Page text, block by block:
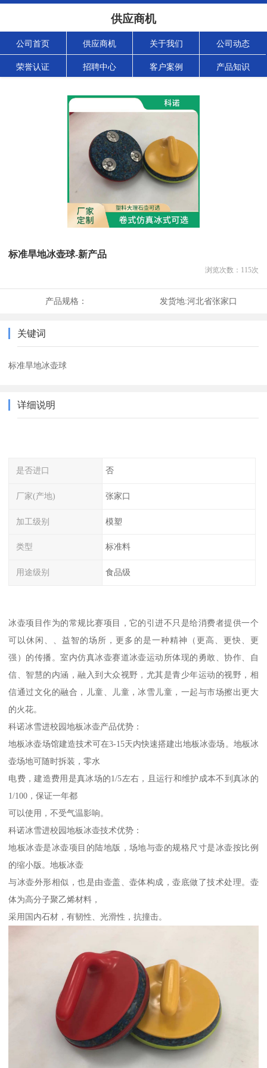
供应商机
公司首页 供应商机 关于我们 公司动态
荣誉认证 招聘中心 客户案例 产品知识
标准旱地冰壶球-新产品
浏览次数： 115次
产品规格： 发货地:河北省张家口
关键词
标准旱地冰壶球
详细说明
是否进口 否
厂家(产地) 张家口
加工级别 模塑
类型 标准料
用途级别 食品级
冰壶项目作为的常规比赛项目，它的引进不只是给消费者提供一个
可以休闲、、益智的场所，更多的是一种精神（更高、更快、更
强）的传播。室内仿真冰壶赛道冰壶运动所体现的勇敢、协作、自
信、智慧的内涵，融入到大众视野，尤其是青少年运动的视野，相
信通过文化的融合，儿童、儿童，冰雪儿童，一起与市场擦出更大
的火花。
科诺冰雪进校园地板冰壶产品优势：
地板冰壶场馆建造技术可在3-15天内快速搭建出地板冰壶场。地板冰
壶场地可随时拆装，零水
电费，建造费用是真冰场的1/5左右，且运行和维护成本不到真冰的
1/100，保证一年都
可以使用，不受气温影响。
科诺冰雪进校园地板冰壶技术优势：
地板冰壶是冰壶项目的陆地版，场地与壶的规格尺寸是冰壶按比例
的缩小版。地板冰壶
与冰壶外形相似，也是由壶盖、壶体构成，壶底做了技术处理。壶
体为高分子聚乙烯材料，
采用国内石材，有韧性、光滑性，抗撞击。